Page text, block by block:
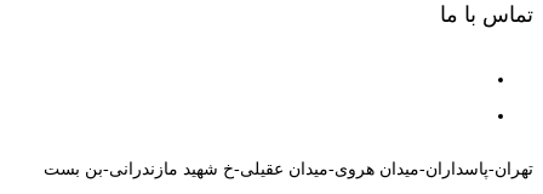
تماس با ما
تهران-پاسداران-میدان هروی-میدان عقیلی-خ شهید مازندرانی-بن بست